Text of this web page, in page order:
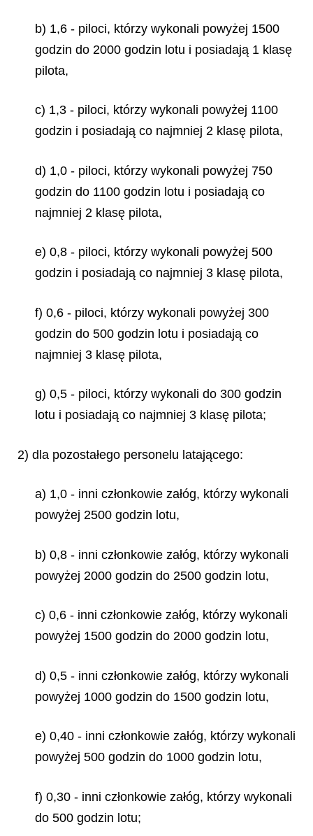
b) 1,6 - piloci, którzy wykonali powyżej 1500
godzin do 2000 godzin lotu i posiadają 1 klasę
pilota,
c) 1,3 - piloci, którzy wykonali powyżej 1100
godzin i posiadają co najmniej 2 klasę pilota,
d) 1,0 - piloci, którzy wykonali powyżej 750
godzin do 1100 godzin lotu i posiadają co
najmniej 2 klasę pilota,
e) 0,8 - piloci, którzy wykonali powyżej 500
godzin i posiadają co najmniej 3 klasę pilota,
f) 0,6 - piloci, którzy wykonali powyżej 300
godzin do 500 godzin lotu i posiadają co
najmniej 3 klasę pilota,
g) 0,5 - piloci, którzy wykonali do 300 godzin
lotu i posiadają co najmniej 3 klasę pilota;
2) dla pozostałego personelu latającego:
a) 1,0 - inni członkowie załóg, którzy wykonali
powyżej 2500 godzin lotu,
b) 0,8 - inni członkowie załóg, którzy wykonali
powyżej 2000 godzin do 2500 godzin lotu,
c) 0,6 - inni członkowie załóg, którzy wykonali
powyżej 1500 godzin do 2000 godzin lotu,
d) 0,5 - inni członkowie załóg, którzy wykonali
powyżej 1000 godzin do 1500 godzin lotu,
e) 0,40 - inni członkowie załóg, którzy wykonali
powyżej 500 godzin do 1000 godzin lotu,
f) 0,30 - inni członkowie załóg, którzy wykonali
do 500 godzin lotu;